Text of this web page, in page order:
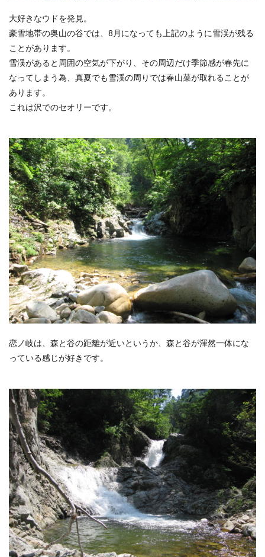
大好きなウドを発見。
豪雪地帯の奥山の谷では、8月になっても上記のように雪渓が残る
ことがあります。
雪渓があると周囲の空気が下がり、その周辺だけ季節感が春先に
なってしまう為、真夏でも雪渓の周りでは春山菜が取れることが
あります。
これは沢でのセオリーです。
恋ノ岐は、森と谷の距離が近いというか、森と谷が渾然一体にな
っている感じが好きです。